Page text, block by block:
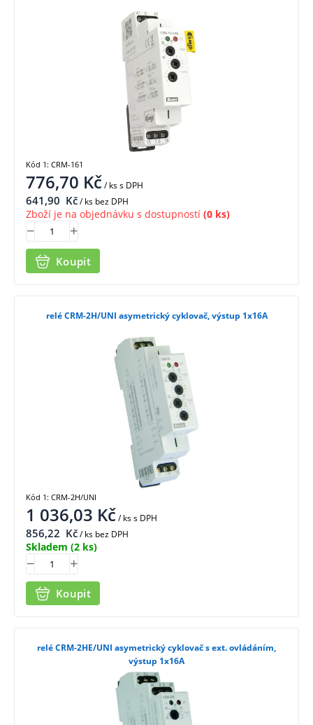
776,70 Kč/ kss DPH
641,90 Kč/ ks bez DPH
Zboží je na objednávku s dostupností (0 ks)
Koupit
Kód 1: CRM-161
relé CRM-2H/UNI asymetrický cyklovač, výstup 1x16A
1 036,03 Kč/ kss DPH
856,22 Kč/ ks bez DPH
Skladem (2 ks)
Koupit
Kód 1: CRM-2H/UNI
relé CRM-2HE/UNI asymetrický cyklovač s ext. ovládáním,
výstup 1x16A